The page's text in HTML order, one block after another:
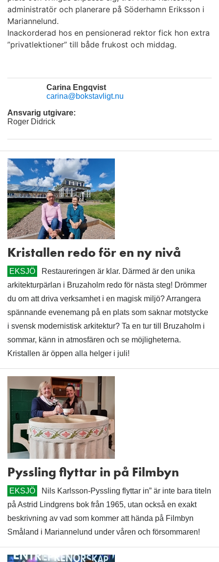
administratör och planerare på Söderhamn Eriksson i
Mariannelund.
Inackorderad hos en pensionerad rektor fick hon extra
”privatlektioner” till både frukost och middag.
Carina Engqvist
carina@bokstavligt.nu
Ansvarig utgivare:
Roger Didrick
Kristallen redo för en ny nivå
EKSJÖ
Restaureringen är klar. Därmed är den unika
arkitekturpärlan i Bruzaholm redo för nästa steg! Drömmer
du om att driva verksamhet i en magisk miljö? Arrangera
spännande evenemang på en plats som saknar motstycke
i svensk modernistisk arkitektur? Ta en tur till Bruzaholm i
sommar, känn in atmosfären och se möjligheterna.
Kristallen är öppen alla helger i juli!
Pyssling flyttar in på Filmbyn
EKSJÖ
Nils Karlsson-Pyssling flyttar in” är inte bara titeln
på Astrid Lindgrens bok från 1965, utan också en exakt
beskrivning av vad som kommer att hända på Filmbyn
Småland i Mariannelund under våren och försommaren!